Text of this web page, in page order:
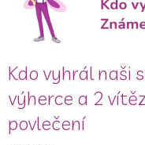
Kdo vyhrál naši
výherce a 2
povlečení